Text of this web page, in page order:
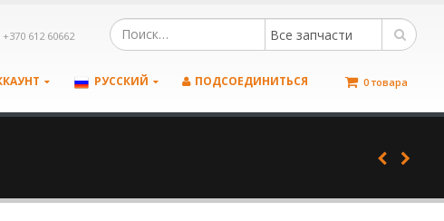
+370 612 60662 Все запчасти
РУССКИЙ ПОДСОЕДИНИТЬСЯ 0 товара